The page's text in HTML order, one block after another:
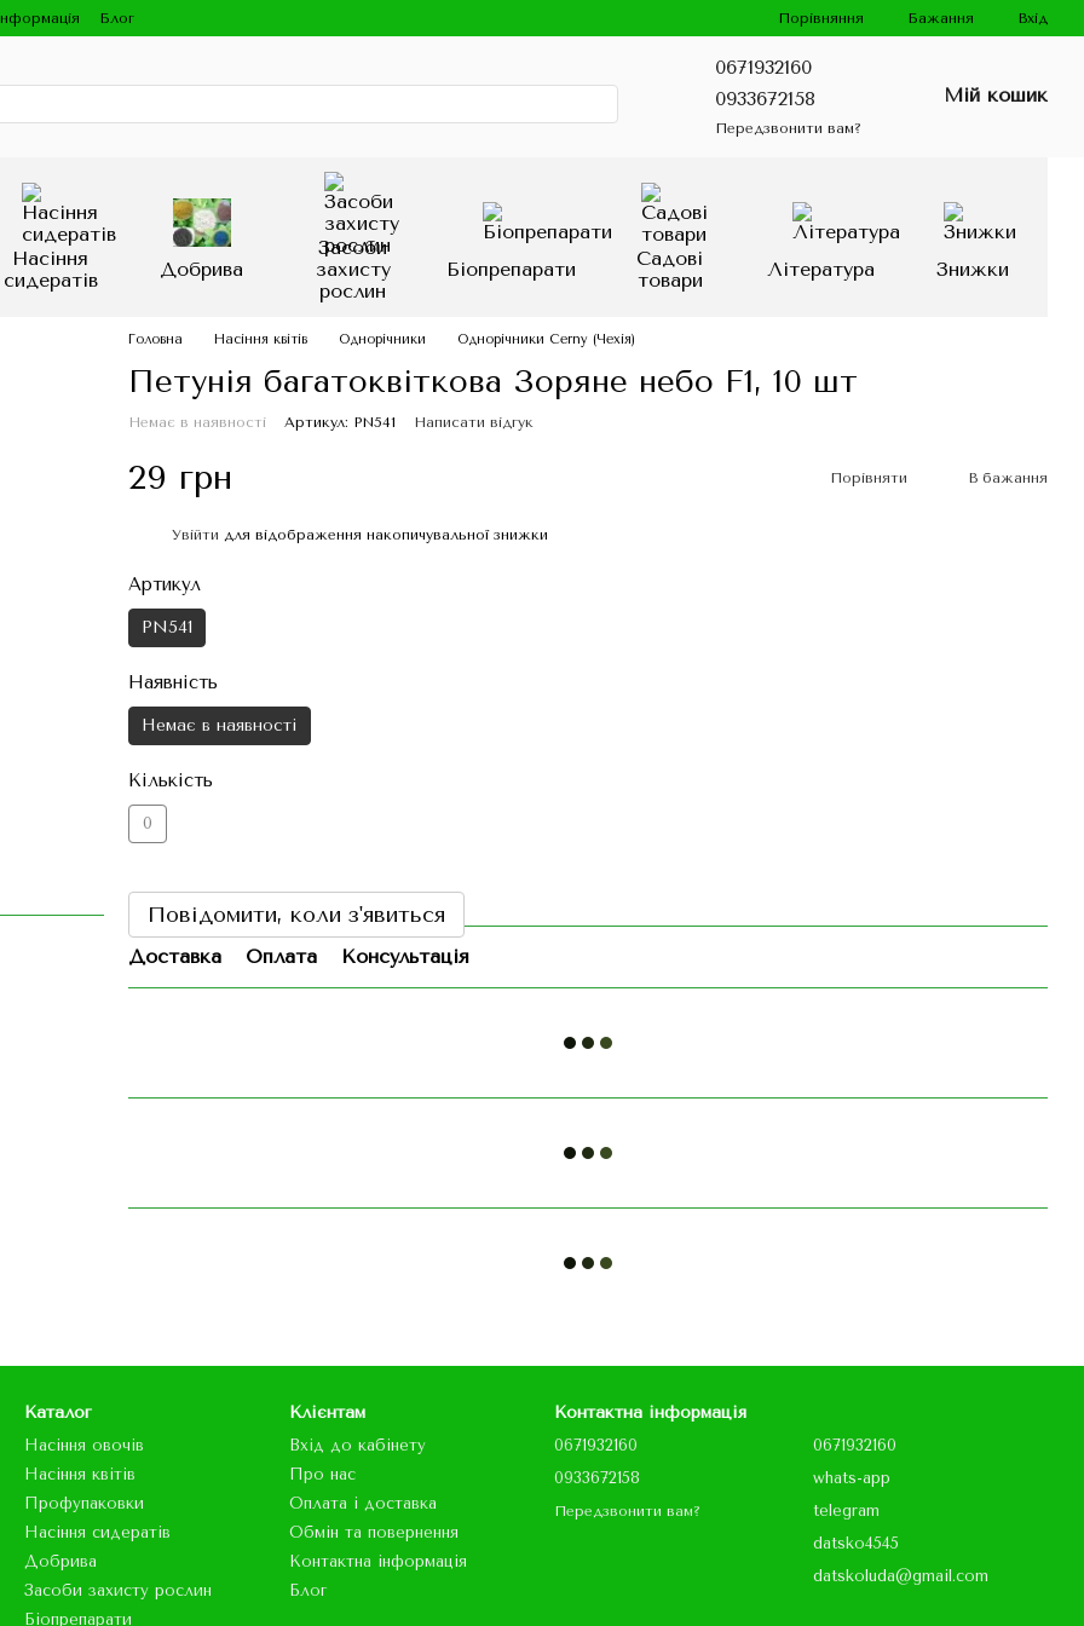
Блог Порівняння Бажання Вхід
0671932160
0933672158
Передзвонити вам?
Мій кошик
Насіння
сидератів
Добрива
Засоби
захисту
рослин
Біопрепарати
Садові
товари
Література Знижки
Головна Насіння квітів Однорічники Однорічники Cerny (Чехія)
Петунія багатоквіткова Зоряне небо F1, 10 шт
Немає в наявності Артикул: PN541 Написати відгук
29 грн Порівняти В бажання
Увійти для відображення накопичувальної знижки
Артикул
PN541
Наявність
Немає в наявності
Кількість
0
Повідомити, коли з'явиться
Доставка Оплата Консультація
Каталог
Насіння овочів
Насіння квітів
Профупаковки
Насіння сидератів
Добрива
Засоби захисту рослин
Біопрепарати
Клієнтам
Вхід до кабінету
Про нас
Оплата і доставка
Обмін та повернення
Контактна інформація
Блог
Контактна інформація
0671932160
0933672158
Передзвонити вам?
0671932160
whats-app
telegram
datsko4545
datskoluda@gmail.com